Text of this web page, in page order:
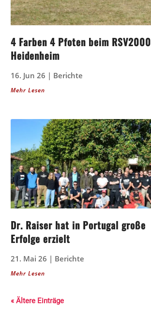
4 Farben 4 Pfoten beim RSV2000
Heidenheim
16. Jun 26 | Berichte
Mehr Lesen
Dr. Raiser hat in Portugal große
Erfolge erzielt
21. Mai 26 | Berichte
Mehr Lesen
« Ältere Einträge